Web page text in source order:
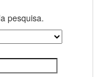
pesquisa.